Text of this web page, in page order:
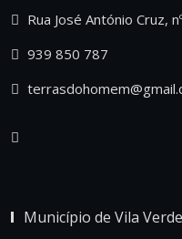
Rua José António Cruz,
939 850 787
Município de Vila Verde